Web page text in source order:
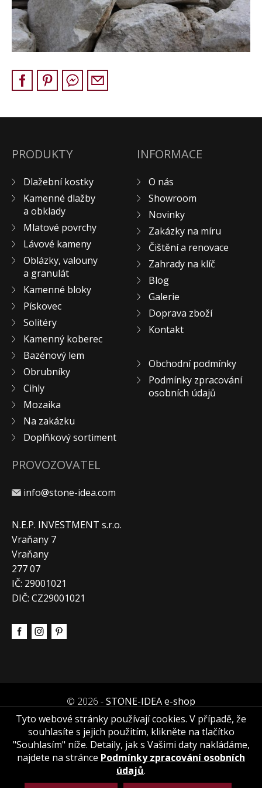
Pískovec
Solitéry
Kamenné bloky
BERA GRAVEL FIX
Terazzo
DLAŽEBNÍ KOSTKY
MLATOVÉ POVRCHY
ZAKÁZKY NA MÍRU
VÝPRODEJ
NOVINKY
BLOG
KONTAKT
PRODUKTY
Dlažební kostky
Kamenné dlažby
a obklady
Mlatové povrchy
Lávové kameny
Oblázky, valouny
a granulát
Kamenné bloky
Pískovec
Solitéry
Kamenný koberec
Bazénový lem
Obrubníky
Cihly
Mozaika
Na zakázku
Doplňkový sortiment
INFORMACE
O nás
Showroom
Novinky
Zakázky na míru
Čištění a renovace
Zahrady na klíč
Blog
Galerie
Doprava zboží
Kontakt
Obchodní podmínky
Podmínky zpracování
osobních údajů
PROVOZOVATEL
info@stone-idea.com
N.E.P. INVESTMENT s.r.o.
Vraňany 7
Vraňany
277 07
IČ: 29001021
DIČ: CZ29001021
© 2026 -STONE-IDEA e-shop
Tyto webové stránky používají cookies. V případě, že
souhlasíte s jejich použitím, klikněte na tlačítko
"Souhlasím" níže. Detaily, jak s Vašimi daty nakládáme,
najdete na stránce Podmínky zpracování osobních
údajů.